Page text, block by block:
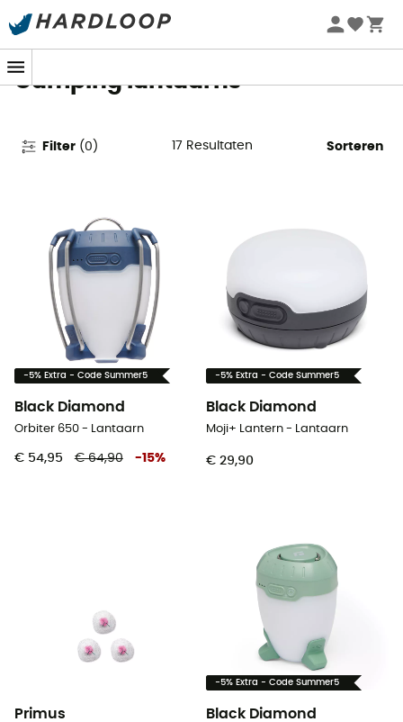
Zomeraanbiedingen 🔥 -5% EXTRA vanaf 2 producten* met
Camping lantaarns
Filter (0 ) 17 Resultaten Sorteren
-5% Extra - Code Summer5
Black Diamond
Orbiter 650 - Lantaarn
€ 54,95 € 64,90 -15%
-5% Extra - Code Summer5
Black Diamond
Moji+ Lantern - Lantaarn
€ 29,90
Primus
-5% Extra - Code Summer5
Black Diamond